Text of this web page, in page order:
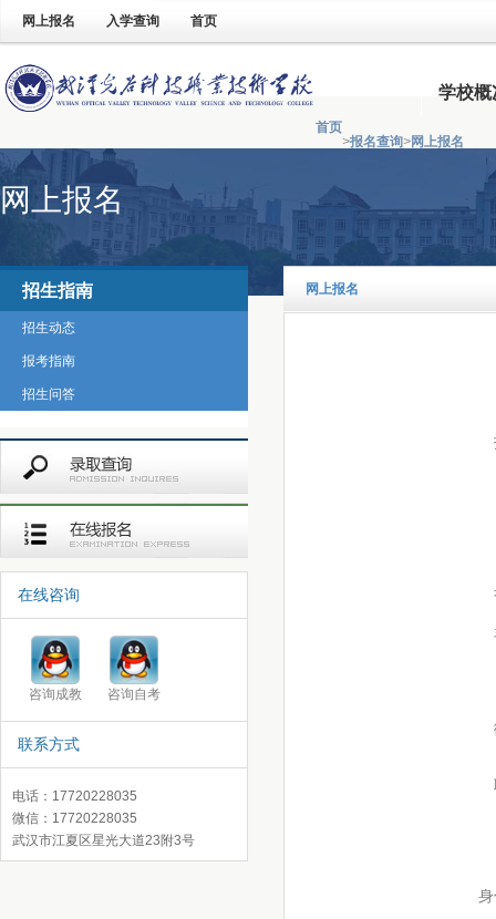
网上报名 入学查询 首页
学校概
首页
>报名查询>网上报名
网上报名
招生指南
招生动态
报考指南
招生问答
在线咨询
咨询成教 咨询自考
联系方式
电话：17720228035
微信：17720228035
武汉市江夏区星光大道23附3号
网上报名